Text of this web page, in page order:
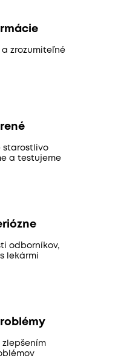
zrozumiteľné
starostlivo
a testujeme
odborníkov,
lekármi
zlepšením